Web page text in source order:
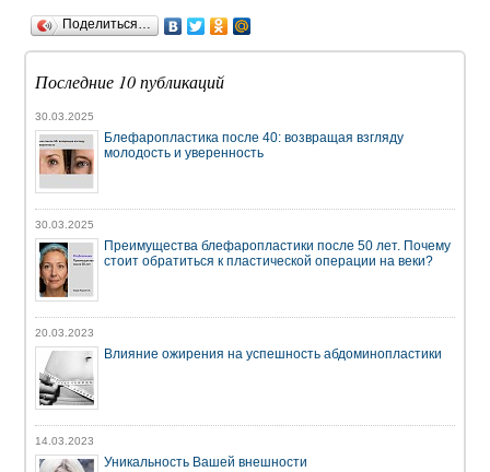
Поделиться…
Последние 10 публикаций
30.03.2025
Блефаропластика после 40: возвращая взгляду
молодость и уверенность
30.03.2025
Преимущества блефаропластики после 50 лет. Почему
стоит обратиться к пластической операции на веки?
20.03.2023
Влияние ожирения на успешность абдоминопластики
14.03.2023
Уникальность Вашей внешности